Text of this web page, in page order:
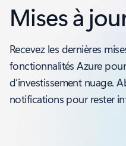
Mises à
Recevez les dernières
fonctionnalités Azure
d’investissement nuage.
notifications pour rester